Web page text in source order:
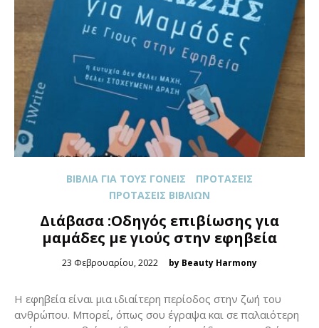
ΒΙΒΛΊΑ ΓΙΑ ΤΟΥΣ ΓΟΝΕΊΣ
ΠΡΟΤΆΣΕΙΣ
ΠΡΟΤΆΣΕΙΣ ΒΙΒΛΊΩΝ
Διάβασα :Οδηγός επιβίωσης για
μαμάδες με γιούς στην εφηβεία
Posted
23 Φεβρουαρίου, 2022 by Beauty Harmony
Η εφηβεία είναι μια ιδιαίτερη περίοδος στην ζωή του
ανθρώπου. Μπορεί, όπως σου έγραψα και σε παλαιότερη